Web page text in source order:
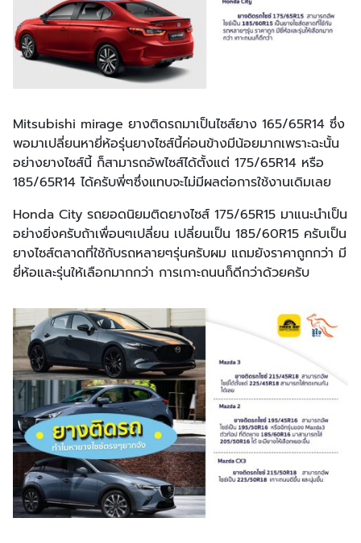
Mitsubishi mirage ยางติดรถมาเป็นไซส์ยาง 165/65R14 ซึ่ง
พอมาเปลี่ยนหายี่ห้อรุ่นยางไซส์นี้ค่อนข้างมีน้อยมากเพราะฉะนั้น
อย่างยางไซส์นี้ ก็สามารถอัพไซส์ได้ตั้งแต่ 175/65R14 หรือ
185/65R14 ได้ครับพี่ๆซึ่งแทบจะไม่มีผลต่อการใช้งานเดิมเลย
Honda City รถยอดนิยมติดยางไซส์ 175/65R15 มาแนะนำเป็น
อย่างยิ่งครับถ้าเพื่อนๆเปลี่ยน เปลี่ยนเป็น 185/60R15 ครับเป็น
ยางไซส์ตลาดที่ใช้กับรถหลายๆรุ่นครับผม แถมยังราคาถูกกว่า มี
ยี่ห้อและรุ่นให้เลือกมากกว่า การเกาะถนนก็ดีกว่าด้วยครับ